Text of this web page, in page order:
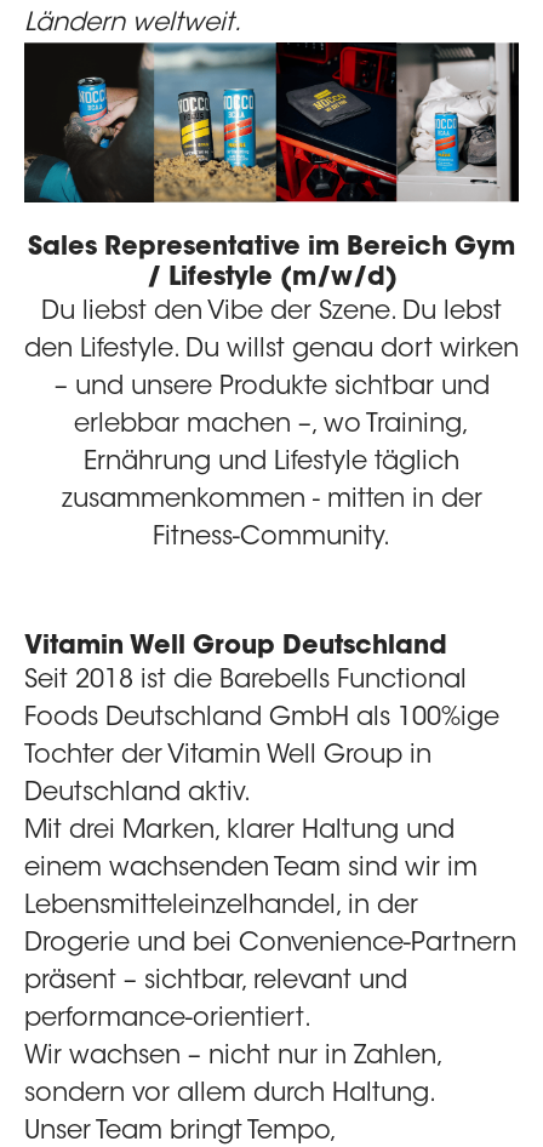
Ländern weltweit.
Sales Representative im Bereich Gym
/ Lifestyle (m/w/d)
Du liebst den Vibe der Szene. Du lebst
den Lifestyle. Du willst genau dort wirken
– und unsere Produkte sichtbar und
erlebbar machen –, wo Training,
Ernährung und Lifestyle täglich
zusammenkommen - mitten in der
Fitness-Community.
Vitamin Well Group Deutschland
Seit 2018 ist die Barebells Functional
Foods Deutschland GmbH als 100%ige
Tochter der Vitamin Well Group in
Deutschland aktiv.
Mit drei Marken, klarer Haltung und
einem wachsenden Team sind wir im
Lebensmitteleinzelhandel, in der
Drogerie und bei Convenience-Partnern
präsent – sichtbar, relevant und
performance-orientiert.
Wir wachsen – nicht nur in Zahlen,
sondern vor allem durch Haltung.
Unser Team bringt Tempo,